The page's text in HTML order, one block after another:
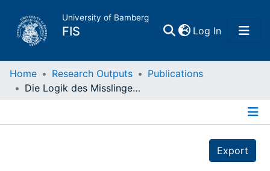
University of Bamberg
FIS Log In(current)
Home
Home Research Outputs
Publications
Die Logik des Misslingens : strategisches Denken in komplexen Situationen
Export